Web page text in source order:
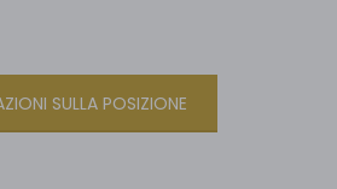
SULLA POSIZIONE